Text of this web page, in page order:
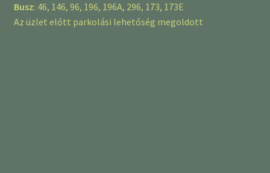
Busz: 46, 146, 96, 196, 196A, 296, 173, 173E
Az üzlet előtt parkolási lehetőség megoldott